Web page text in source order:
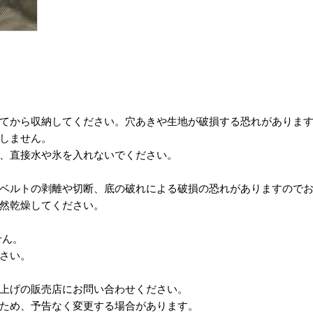
から収納してください。穴あきや生地が破損する恐れがあります
ません。
直接水や氷を入れないでください。
ルトの剥離や切断、底の破れによる破損の恐れがありますので
乾燥してください。
。
い。
げの販売店にお問い合わせください。
、予告なく変更する場合があります。